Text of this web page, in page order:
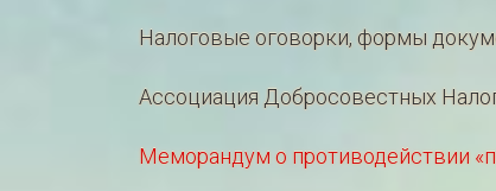
Налоговые оговорки, формы
Ассоциация Добросовестных
Меморандум о противодействии